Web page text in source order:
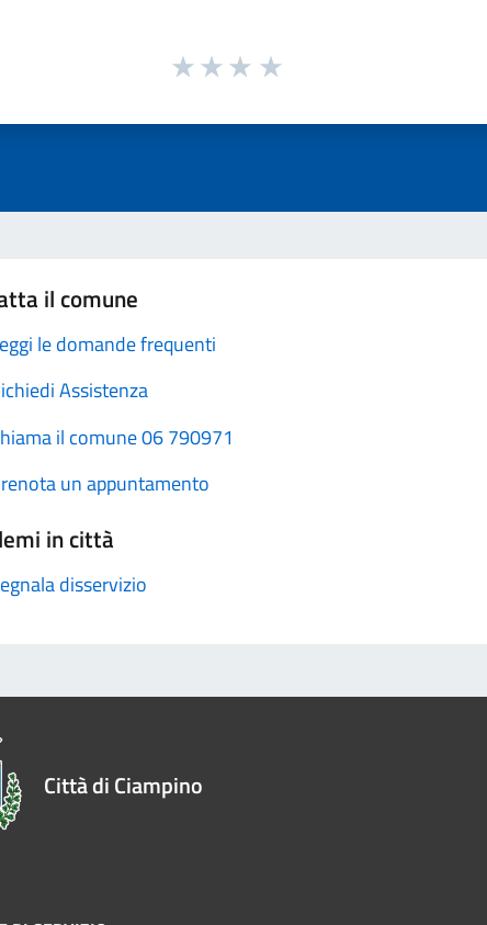
il comune
le domande frequenti
Assistenza
il comune 06 790971
un appuntamento
in città
disservizio
Città di Ciampino